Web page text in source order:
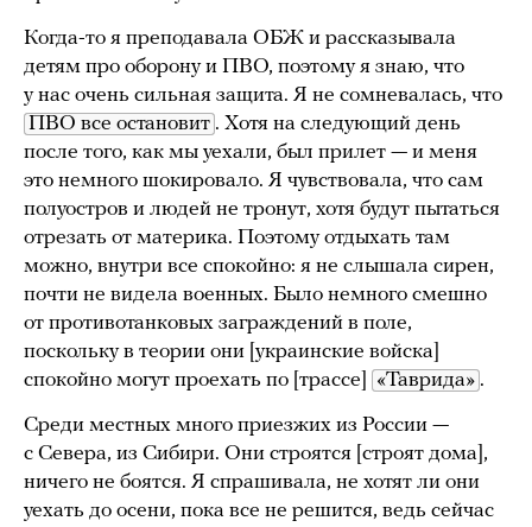
Когда-то я преподавала ОБЖ и рассказывала
детям про оборону и ПВО, поэтому я знаю, что
у нас очень сильная защита. Я не сомневалась, что
ПВО все остановит . Хотя на следующий день
после того, как мы уехали, был прилет — и меня
это немного шокировало. Я чувствовала, что сам
полуостров и людей не тронут, хотя будут пытаться
отрезать от материка. Поэтому отдыхать там
можно, внутри все спокойно: я не слышала сирен,
почти не видела военных. Было немного смешно
от противотанковых заграждений в поле,
поскольку в теории они [украинские войска]
спокойно могут проехать по [трассе]
«Таврида» .
Среди местных много приезжих из России —
с Севера, из Сибири. Они строятся [строят дома],
ничего не боятся. Я спрашивала, не хотят ли они
уехать до осени, пока все не решится, ведь сейчас